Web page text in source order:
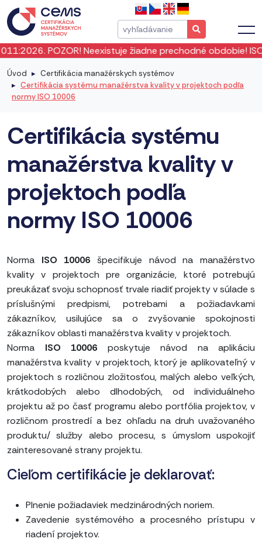
Neexistuje žiadne prechodné obdobie! ISO
Úvod
Certifikácia manažérskych systémov
Certifikácia systému manažérstva kvality v projektoch podľa
normy ISO 10006
Certifikácia systému
manažérstva kvality v
projektoch podľa
normy ISO 10006
Norma ISO 10006 špecifikuje návod na manažérstvo
kvality v projektoch pre organizácie, ktoré potrebujú
preukázať svoju schopnosť trvale riadiť projekty v súlade s
príslušnými predpismi, potrebami a požiadavkami
zákazníkov, usilujúce sa o zvyšovanie spokojnosti
zákazníkov oblasti manažérstva kvality v projektoch.
Norma ISO 10006 poskytuje návod na aplikáciu
manažérstva kvality v projektoch, ktorý je aplikovateľný v
projektoch s rozličnou zložitosťou, malých alebo veľkých,
krátkodobých alebo dlhodobých, od individuálneho
projektu až po časť programu alebo portfólia projektov, v
rozličnom prostredí a bez ohľadu na druh uvažovaného
produktu/ služby alebo procesu, s úmyslom uspokojiť
zainteresované strany projektu.
Cieľom certifikácie je deklarovať:
Plnenie požiadaviek medzinárodných noriem.
Zavedenie systémového a procesného prístupu v
riadení projektov.